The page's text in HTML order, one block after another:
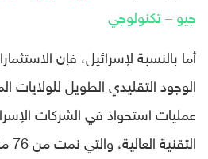
جيو – تكنولوجي
أما بالنسبة لإسرائيل، فإن
الوجود التقليدي الطويل للولايات
عمليات استحواذ في الشركات